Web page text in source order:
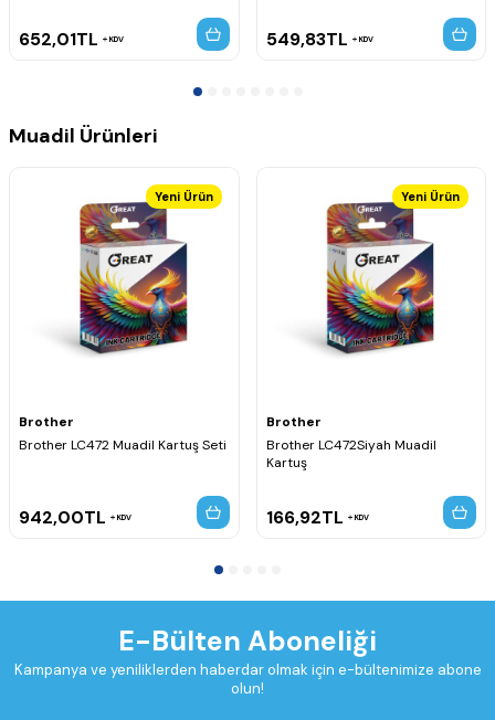
652,01TL KDV 549,83TL KDV
Muadil Ürünleri
Yeni Ürün
Brother
Brother LC472 Muadil Kartuş Seti
942,00TL KDV
Yeni Ürün
Brother
Brother LC472Siyah Muadil
Kartuş
166,92TL KDV
E-Bülten Aboneliği
Kampanya ve yeniliklerden haberdar olmak için e-bültenimize abone
olun!